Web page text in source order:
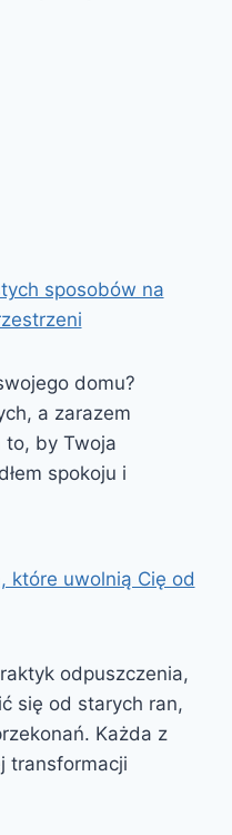
sposobów na
domu?
a zarazem
to, by Twoja
spokoju i
które uwolnią Cię od
odpuszczenia,
się od starych ran,
Każda z
transformacji